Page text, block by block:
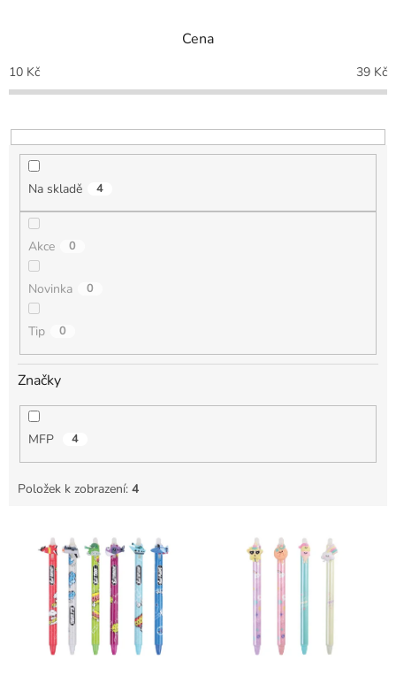
p
r
o
u
Cena
10 Kč 39 Kč
Na skladě 4
Akce 0
Novinka 0
Tip 0
Značky
MFP 4
Položek k zobrazení: 4